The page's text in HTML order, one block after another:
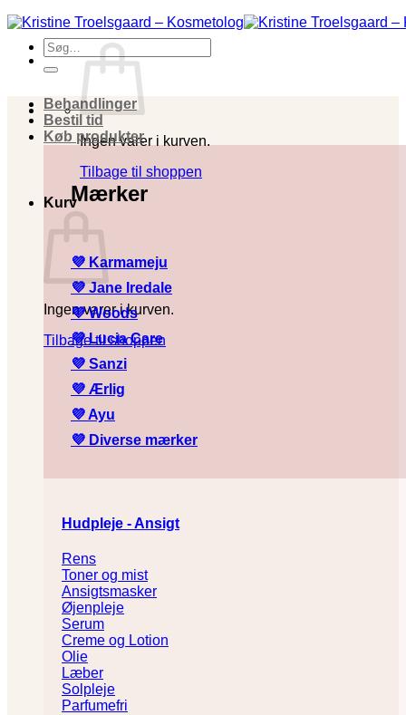
Fortsæt
til
indholdSøg
efter:
Ingen varer i kurven.
Tilbage til shoppen
Kurv
Ingen varer i kurven.
Tilbage til shoppen
Behandlinger
Bestil tid
Køb produkter
Mærker
💜 Karmameju
💜Jane Iredale
💜Woods
💜Lucia Care
💜 Sanzi
💜 Ærlig
💜 Ayu
💜 Diverse mærker
Hudpleje - Ansigt
Rens
Toner og mist
Ansigtsmasker
Øjenpleje
Serum
Creme og Lotion
Olie
Læber
Solpleje
Parfumefri